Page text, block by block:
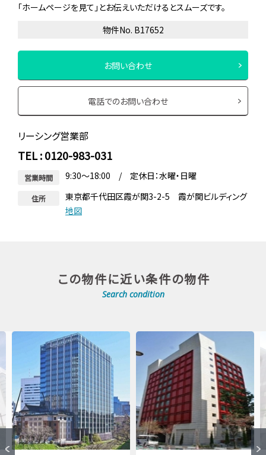
「ホームページを見て」とお伝えいただけるとスムーズです。
物件No. B17652
お問い合わせ
電話でのお問い合わせ
リーシング営業部
TEL : 0120-983-031
営業時間 9:30～18:00 / 定休日：水曜・日曜
住所
東京都千代田区霞が関3-2-5 霞が関ビルディング
地図
この物件に近い条件の物件
Search condition